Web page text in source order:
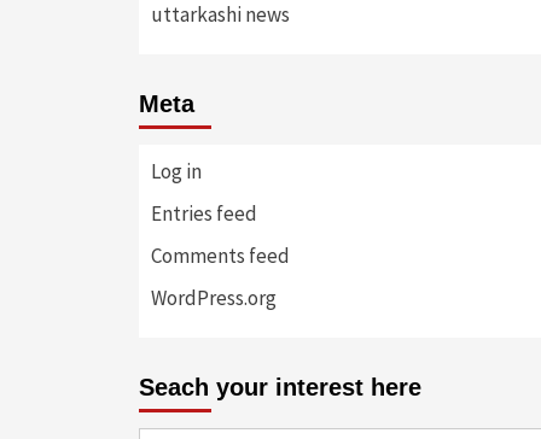
uttarkashi news
Meta
Log in
Entries feed
Comments feed
WordPress.org
Seach your interest here